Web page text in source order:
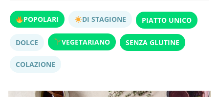
POPOLARI DI STAGIONE PIATTO UNICO
DOLCE VEGETARIANO SENZA GLUTINE
COLAZIONE